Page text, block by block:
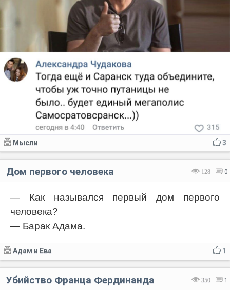
3
Мысли
128 0
Дом первого человека
— Как назывался первый дом первого
человека?
— Барак Адама.
1
Адам и Ева
350 1
Убийство Франца Фердинанда